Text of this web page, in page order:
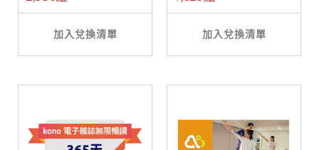
加入兌換清單 加入兌換清單